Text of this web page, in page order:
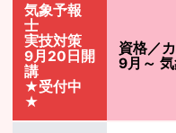
気象予報
士
実技対策
9月20日開
講
★受付中
★
資格／
9月～